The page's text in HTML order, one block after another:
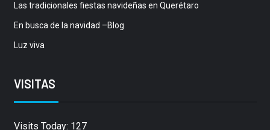
Las tradicionales fiestas navideñas en Querétaro
En busca de la navidad –Blog
Luz viva
VISITAS
Visits Today: 127